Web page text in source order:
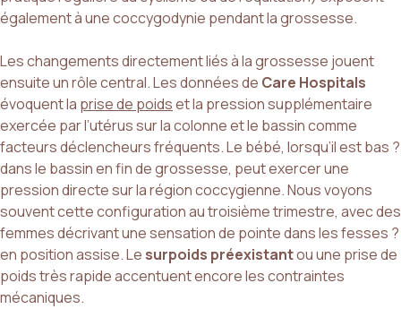
également à une coccygodynie pendant la grossesse.
Les changements directement liés à la grossesse jouent
ensuite un rôle central. Les données de Care Hospitals
évoquent la prise de poidset la pression supplémentaire
exercée par l’utérus sur la colonne et le bassin comme
facteurs déclencheurs fréquents. Le bébé, lorsqu’il est bas ?
dans le bassin en fin de grossesse, peut exercer une
pression directe sur la région coccygienne. Nous voyons
souvent cette configuration au troisième trimestre, avec des
femmes décrivant une sensation de pointe dans les fesses ?
en position assise. Le surpoids préexistantou une prise de
poids très rapide accentuent encore les contraintes
mécaniques.